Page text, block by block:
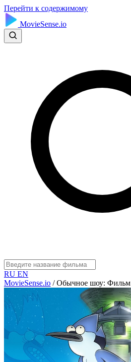
Перейти к содержимому
MovieSense.io
RU EN
MovieSense.io / Обычное шоу: Фильм